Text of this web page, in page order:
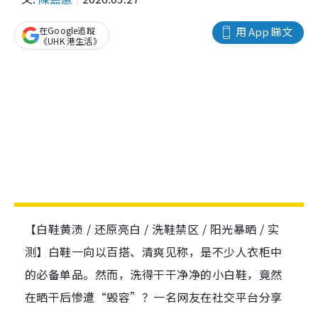
用 App 睇文
在Google追蹤
《UHK 港生活》
【白鞋黄渍 / 还原亮白 / 洗鞋禁区 / 阳光暴晒 / 实
测】白鞋一向以百搭、清爽见称，是不少人衣柜中
的必备单品。然而，洗得干干净净的小白鞋，竟然
在晒干后惨遭“毁容”？一名网友在社交平台分享